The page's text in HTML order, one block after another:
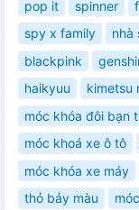
pop it spinner
spy x family
nhà
blackpink
haikyuu
kimetsu
móc khóa đôi bạn
móc khoá xe ô tô
móc khóa xe máy
thỏ bảy màu